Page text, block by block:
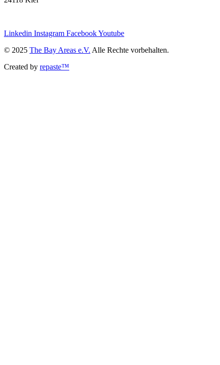
Linkedin Instagram FacebookYoutube
© 2025 The Bay Areas e.V. Alle Rechte vorbehalten.
Created by repaste™